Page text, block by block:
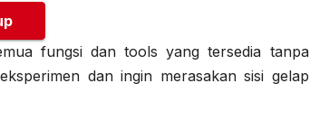
fungsi dan tools yang tersedia tanpa
dan ingin merasakan sisi gelap